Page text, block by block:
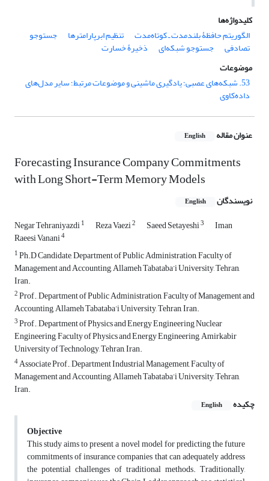
کلیدواژه‌ها
الگوریتم حافظۀ بلندمدت ـ کوتاه‌مدت
تنظیم ابرپارامترها جست‎وجو
تصادفی جست‎وجو شبکه‌ای
ذخیرۀ خسارت
موضوعات
53. شبکه‌های عصبی؛ یادگیری ماشینی و موضوعات مرتبط؛ سایر مدل‌های
داده‌کاوی
عنوان مقاله English
Forecasting Insurance Company Commitments
with Long Short-Term Memory Models
نویسندگان English
Negar Tehraniyazdi1 Reza Vaezi2 Saeed Setayeshi3 Iman
Raeesi Vanani4
1Ph.D Candidate, Department of Public Administration, Faculty of
Management and Accounting, Allameh Tabataba’i University, Tehran,
Iran.
2Prof., Department of Public Administration, Faculty of Management and
Accounting, Allameh Tabataba’i University, Tehran, Iran.
3Prof., Department of Physics and Energy Engineering Nuclear
Engineering, Faculty of Physics and Energy Engineering, Amirkabir
University of Technology, Tehran, Iran.
4Associate Prof., Department Industrial Management, Faculty of
Management and Accounting, Allameh Tabataba’i University, Tehran,
Iran.
چکیده
English
Objective
This study aims to present a novel model for predicting the future
commitments of insurance companies that can adequately address
the potential challenges of traditional methods. Traditionally,